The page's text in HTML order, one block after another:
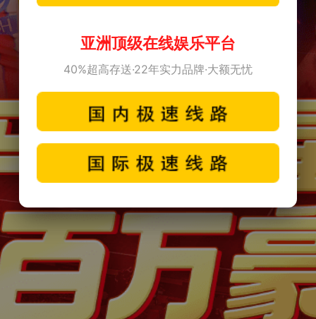
亚洲顶级在线娱乐平台
40%超高存送·22年实力品牌·大额无忧